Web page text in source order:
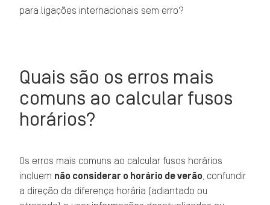
para ligações internacionais sem erro?
Quais são os erros mais
comuns ao calcular fusos
horários?
Os erros mais comuns ao calcular fusos horários
incluem não considerar o horário de verão , confundir
a direção da diferença horária (adiantado ou